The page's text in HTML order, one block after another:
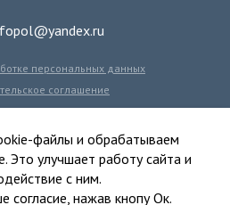
персональных данных
соглашение
файлов cookie
Пола - интернет-магазин
файлы и обрабатываем
Это улучшает работу сайта и
с ним.
согласие, нажав кнопу Ок.